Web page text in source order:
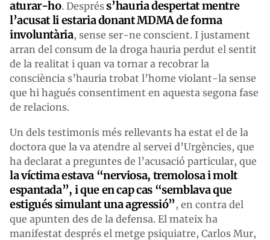
aturar-ho. Despréss’hauria despertat mentre
l’acusat li estaria donant MDMA de forma
involuntària, sense ser-ne conscient. I justament
arran del consum de la droga hauria perdut el sentit
de la realitat i quan va tornar a recobrar la
consciència s’hauria trobat l’home violant-la sense
que hi hagués consentiment en aquesta segona fase
de relacions.
Un dels testimonis més rellevants ha estat el de la
doctora que la va atendre al servei d’Urgències, que
ha declarat a preguntes de l’acusació particular, que
la víctima estava “nerviosa, tremolosa i molt
espantada”, i que en cap cas “semblava que
estigués simulant una agressió”, en contra del
que apunten des de la defensa. El mateix ha
manifestat després el metge psiquiatre, Carlos Mur,